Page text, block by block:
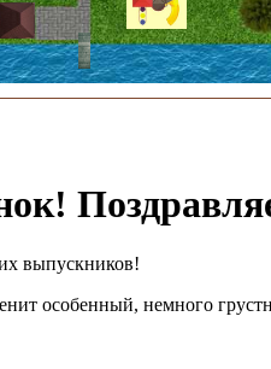
особенный, немного